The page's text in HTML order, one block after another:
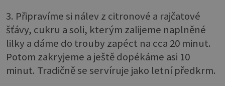
3. Připravíme si nálev z citronové a rajčatové
šťávy, cukru a soli, kterým zalijeme naplněné
lilky a dáme do trouby zapéct na cca 20 minut.
Potom zakryjeme a ještě dopékáme asi 10
minut. Tradičně se servíruje jako letní předkrm.